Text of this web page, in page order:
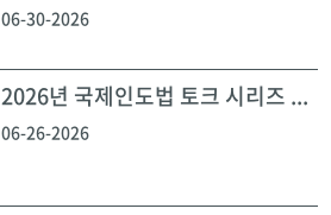
06-30-2026
2026년 국제인도법 토크 시리즈 ...
06-26-2026